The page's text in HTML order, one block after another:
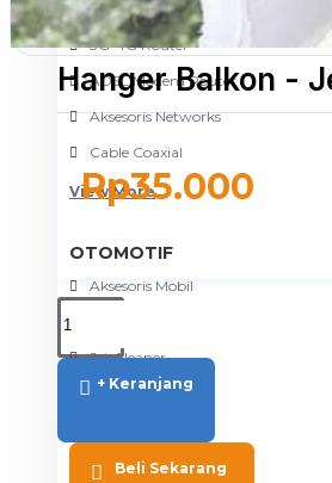
NETWORKING
3G-4G Router
ADSL Modem Router
Aksesoris Networks
Cable Coaxial
View More
OTOMOTIF
Aksesoris Mobil
Jet Cleaner
Hanger Balkon -
Rp35.000
+ Keranjang
Beli Sekarang